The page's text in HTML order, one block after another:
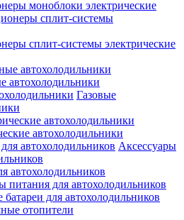
моноблоки электрические
сплит-системы электрические
автохолодильники
Газовые
автохолодильники
Аксессуары
автохолодильников
питания для автохолодильников
для автохолодильников
отопители